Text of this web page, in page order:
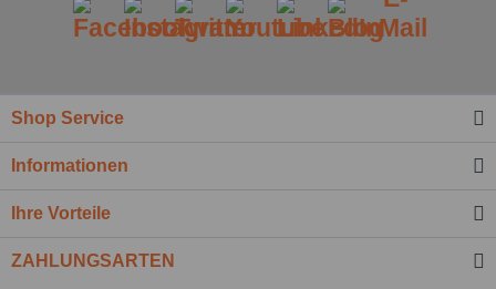
Shop Service
Informationen
Ihre Vorteile
ZAHLUNGSARTEN